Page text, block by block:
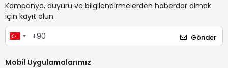
Kampanya, duyuru ve bilgilendirmelerden haberdar olmak
için kayıt olun.
Gönder
Mobil Uygulamalarımız